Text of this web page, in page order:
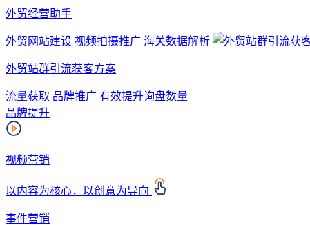
外贸经营助手
外贸网站建设 视频拍摄推广 海关数据解析
外贸站群引流获客方案
流量获取 品牌推广 有效提升询盘数量
品牌提升
视频营销
以内容为核心，以创意为导向
事件营销